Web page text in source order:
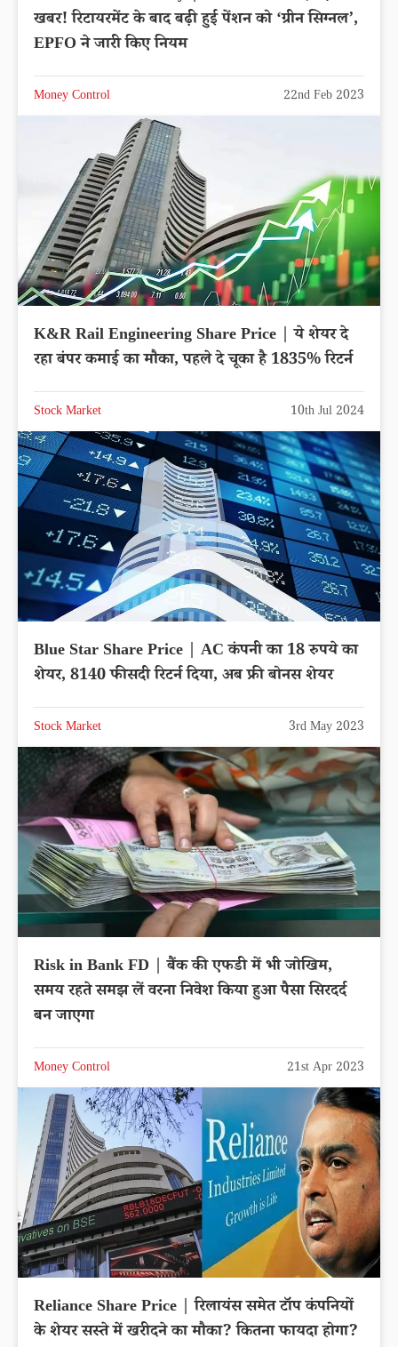
खबर! रिटायरमेंट के बाद बढ़ी हुई पेंशन को ‘ग्रीन सिग्नल’,
EPFO ने जारी किए नियम
Money Control 22nd Feb 2023
K&R Rail Engineering Share Price | ये शेयर दे
रहा बंपर कमाई का मौका, पहले दे चूका है 1835% रिटर्न
Stock Market 10th Jul 2024
Blue Star Share Price | AC कंपनी का 18 रुपये का
शेयर, 8140 फीसदी रिटर्न दिया, अब फ्री बोनस शेयर
Stock Market 3rd May 2023
Risk in Bank FD | बैंक की एफडी में भी जोखिम,
समय रहते समझ लें वरना निवेश किया हुआ पैसा सिरदर्द
बन जाएगा
Money Control 21st Apr 2023
Reliance Share Price | रिलायंस समेत टॉप कंपनियों
के शेयर सस्ते में खरीदने का मौका? कितना फायदा होगा?